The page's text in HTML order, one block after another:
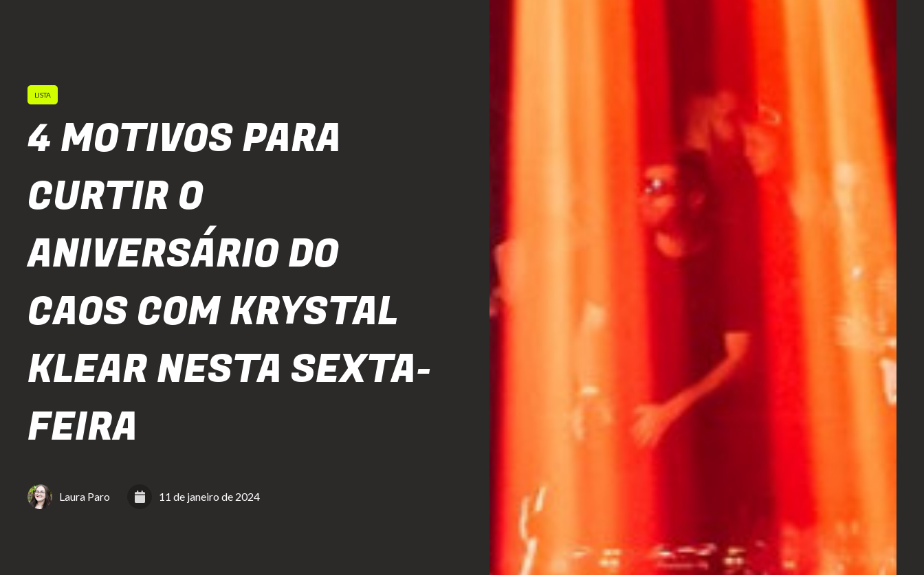
LISTA
4 MOTIVOS PARA
CURTIR O
ANIVERSÁRIO DO
CAOS COM KRYSTAL
KLEAR NESTA SEXTA-
FEIRA
Laura Paro 11 de janeiro de 2024